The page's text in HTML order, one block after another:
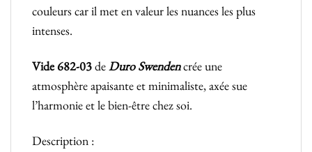
couleurs car il met en valeur les nuances les plus
intenses.
Vide 682-03deDuro Swendencrée une
atmosphère apaisante et minimaliste, axée sue
l’harmonie et le bien-être chez soi.
Description :